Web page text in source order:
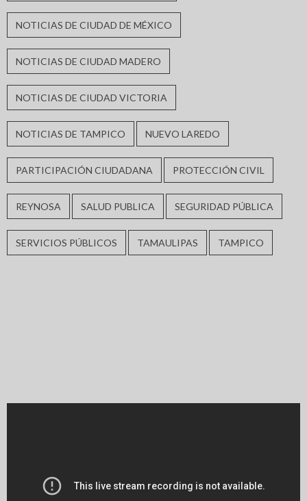
NOTICIAS DE CIUDAD DE MÉXICO
NOTICIAS DE CIUDAD MADERO
NOTICIAS DE CIUDAD VICTORIA
NOTICIAS DE TAMPICO NUEVO LAREDO
PARTICIPACIÓN CIUDADANA PROTECCIÓN CIVIL
REYNOSA SALUD PUBLICA SEGURIDAD PÚBLICA
SERVICIOS PÚBLICOS TAMAULIPAS TAMPICO